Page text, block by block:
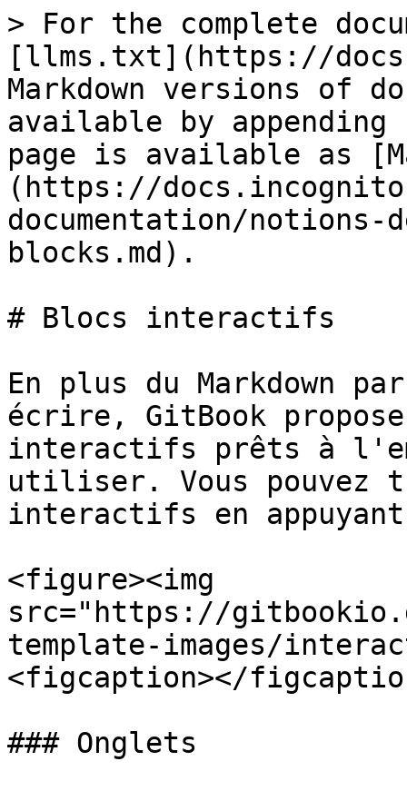
> For the complete
[llms.txt](https://
Markdown versions of
available by
page is available as
(https://
documentation/
blocks.md).
# Blocs interactifs
En plus du Markdown
écrire, GitBook
interactifs prêts à
utiliser. Vous pouvez
interactifs en
<figure><img
src="https://
template-images/
<figcaption></
### Onglets